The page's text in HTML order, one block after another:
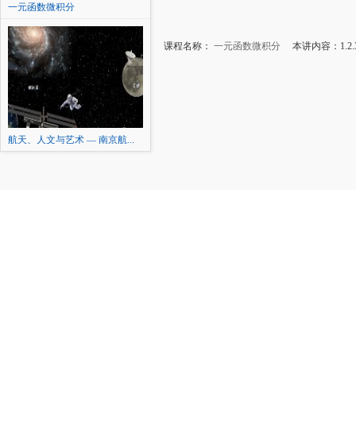
一元函数微积分
航天、人文与艺术 — 南京航...
课程名称： 一元函数微积分 本讲内容：